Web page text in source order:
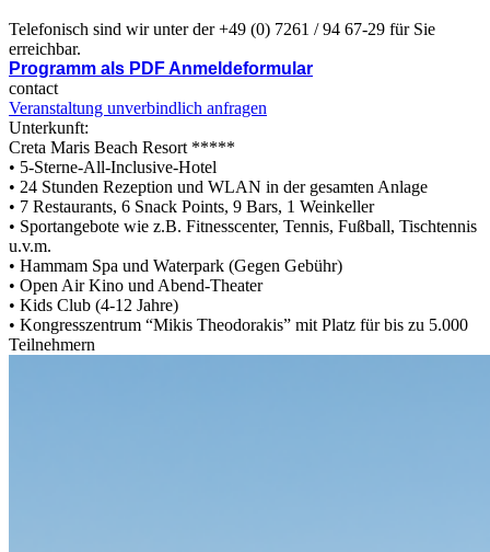
Telefonisch sind wir unter der +49 (0) 7261 / 94 67-29 für Sie
erreichbar.
Programm als PDFAnmeldeformular
contact
Veranstaltung unverbindlich anfragen
Unterkunft:
Creta Maris Beach Resort *****
• 5-Sterne-All-Inclusive-Hotel
• 24 Stunden Rezeption und WLAN in der gesamten Anlage
• 7 Restaurants, 6 Snack Points, 9 Bars, 1 Weinkeller
• Sportangebote wie z.B. Fitnesscenter, Tennis, Fußball, Tischtennis
u.v.m.
• Hammam Spa und Waterpark (Gegen Gebühr)
• Open Air Kino und Abend-Theater
• Kids Club (4-12 Jahre)
• Kongresszentrum “Mikis Theodorakis” mit Platz für bis zu 5.000
Teilnehmern